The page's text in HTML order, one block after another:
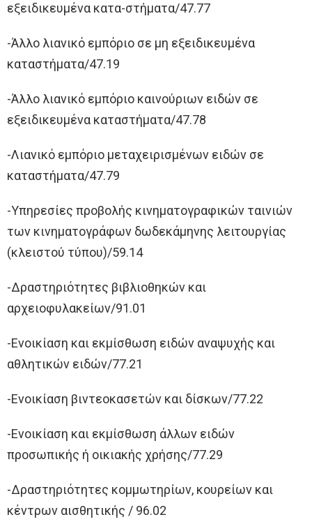
εξειδικευμένα κατα-στήματα/47.77
-Άλλο λιανικό εμπόριο σε μη εξειδικευμένα
καταστήματα/47.19
-Άλλο λιανικό εμπόριο καινούριων ειδών σε
εξειδικευμένα καταστήματα/47.78
-Λιανικό εμπόριο μεταχειρισμένων ειδών σε
καταστήματα/47.79
-Υπηρεσίες προβολής κινηματογραφικών ταινιών
των κινηματογράφων δωδεκάμηνης λειτουργίας
(κλειστού τύπου)/59.14
-Δραστηριότητες βιβλιοθηκών και
αρχειοφυλακείων/91.01
-Ενοικίαση και εκμίσθωση ειδών αναψυχής και
αθλητικών ειδών/77.21
-Ενοικίαση βιντεοκασετών και δίσκων/77.22
-Ενοικίαση και εκμίσθωση άλλων ειδών
προσωπικής ή οικιακής χρήσης/77.29
-Δραστηριότητες κομμωτηρίων, κουρείων και
κέντρων αισθητικής / 96.02